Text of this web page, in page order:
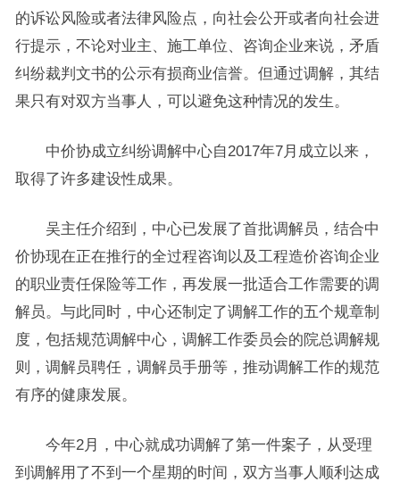
的诉讼风险或者法律风险点，向社会公开或者向社会进
行提示，不论对业主、施工单位、咨询企业来说，矛盾
纠纷裁判文书的公示有损商业信誉。但通过调解，其结
果只有对双方当事人，可以避免这种情况的发生。
中价协成立纠纷调解中心自2017年7月成立以来，
取得了许多建设性成果。
吴主任介绍到，中心已发展了首批调解员，结合中
价协现在正在推行的全过程咨询以及工程造价咨询企业
的职业责任保险等工作，再发展一批适合工作需要的调
解员。与此同时，中心还制定了调解工作的五个规章制
度，包括规范调解中心，调解工作委员会的院总调解规
则，调解员聘任，调解员手册等，推动调解工作的规范
有序的健康发展。
今年2月，中心就成功调解了第一件案子，从受理
到调解用了不到一个星期的时间，双方当事人顺利达成